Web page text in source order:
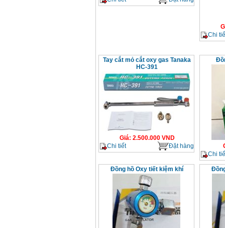
Chi
Tay cắt mỏ cắt oxy gas Tanaka
HC-391
Giá: 2.500.000VND
Chi tiết
Đặt hàng
Chi
Đồng hồ Oxy tiết kiệm khí